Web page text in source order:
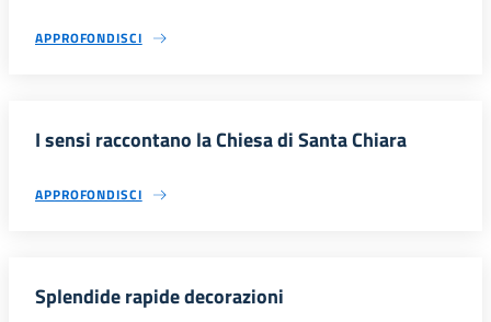
APPROFONDISCI
I sensi raccontano la Chiesa di Santa Chiara
APPROFONDISCI
Splendide rapide decorazioni